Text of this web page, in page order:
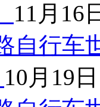
11月16
自行车
10月19日